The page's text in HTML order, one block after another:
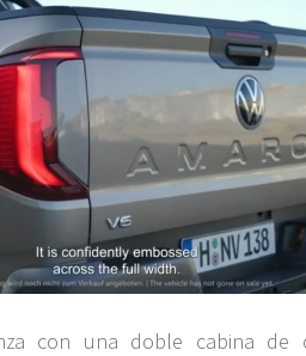
con una doble cabina de